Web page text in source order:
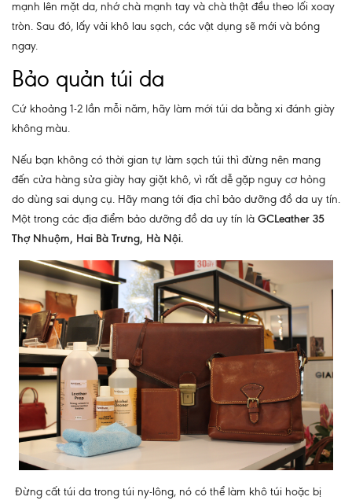
mạnh lên mặt da, nhớ chà mạnh tay và chà thật đều theo lối xoay
tròn. Sau đó, lấy vải khô lau sạch, các vật dụng sẽ mới và bóng
ngay.
Bảo quản túi da
Cứ khoảng 1-2 lần mỗi năm, hãy làm mới túi da bằng xi đánh giày
không màu.
Nếu bạn không có thời gian tự làm sạch túi thì đừng nên mang
đến cửa hàng sửa giày hay giặt khô, vì rất dễ gặp nguy cơ hỏng
do dùng sai dụng cụ. Hãy mang tới địa chỉ bảo dưỡng đồ da uy tín.
Một trong các địa điểm bảo dưỡng đồ da uy tín là GCLeather 35
Thợ Nhuộm, Hai Bà Trưng, Hà Nội.
Đừng cất túi da trong túi ny-lông, nó có thể làm khô túi hoặc bị